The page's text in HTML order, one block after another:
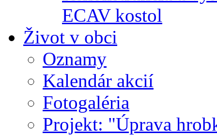
ECAV kostol
Život v obci
Oznamy
Kalendár akcií
Fotogaléria
Projekt: "Úprava